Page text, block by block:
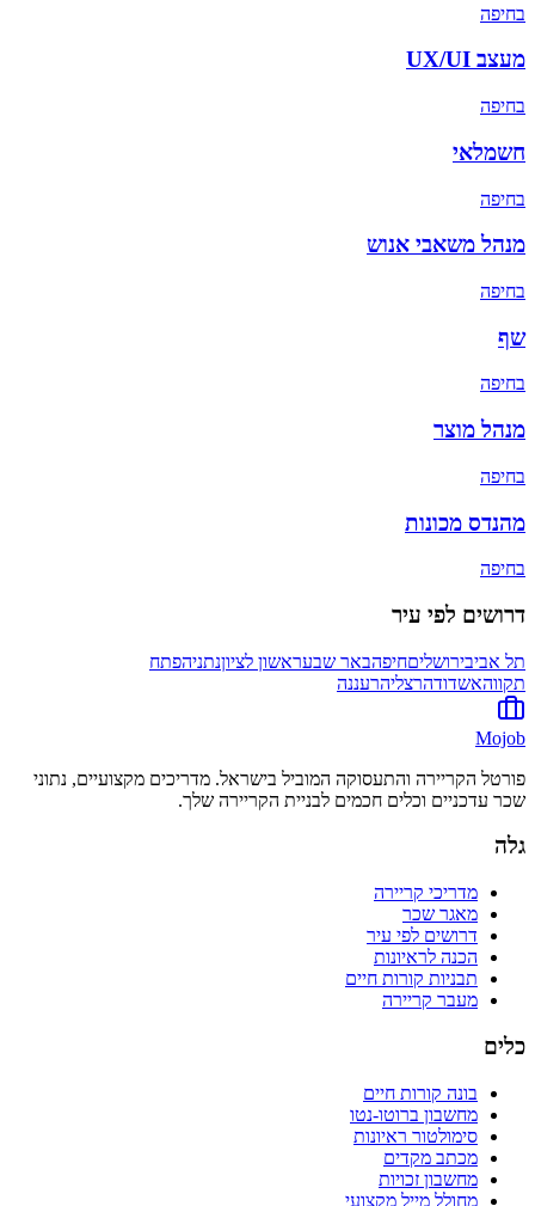
בחיפה
מעצב UX/UI
בחיפה
חשמלאי
בחיפה
מנהל משאבי אנוש
בחיפה
שף
בחיפה
מנהל מוצר
בחיפה
מהנדס מכונות
בחיפה
דרושים לפי עיר
תל אביבירושליםחיפהבאר שבעראשון לציוןנתניהפתח
תקווהאשדודהרצליהרעננה
Mojob
פורטל הקריירה והתעסוקה המוביל בישראל. מדריכים מקצועיים, נתוני
שכר עדכניים וכלים חכמים לבניית הקריירה שלך.
גלה
מדריכי קריירה
מאגר שכר
דרושים לפי עיר
הכנה לראיונות
תבניות קורות חיים
מעבר קריירה
כלים
בונה קורות חיים
מחשבון ברוטו-נטו
סימולטור ראיונות
מכתב מקדים
מחשבון זכויות
מחולל מייל מקצועי